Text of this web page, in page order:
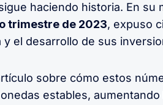
haciendo historia. En su
trimestre de 2023, expuso
el desarrollo de sus
sobre cómo estos
estables,